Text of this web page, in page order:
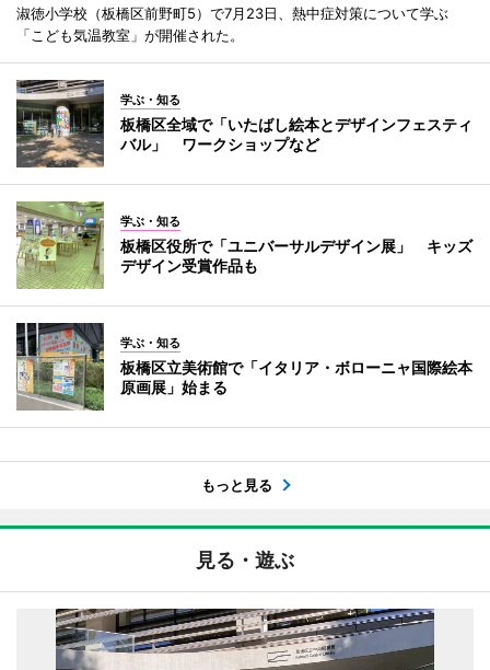
淑徳小学校（板橋区前野町5）で7月23日、熱中症対策について学ぶ
「こども気温教室」が開催された。
学ぶ・知る
板橋区全域で「いたばし絵本とデザインフェスティ
バル」 ワークショップなど
学ぶ・知る
板橋区役所で「ユニバーサルデザイン展」 キッズ
デザイン受賞作品も
学ぶ・知る
板橋区立美術館で「イタリア・ボローニャ国際絵本
原画展」始まる
もっと見る
見る・遊ぶ